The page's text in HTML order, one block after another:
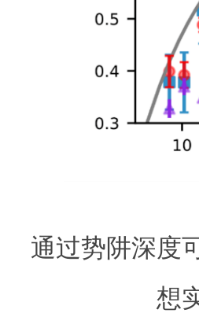
通过势阱深度
想